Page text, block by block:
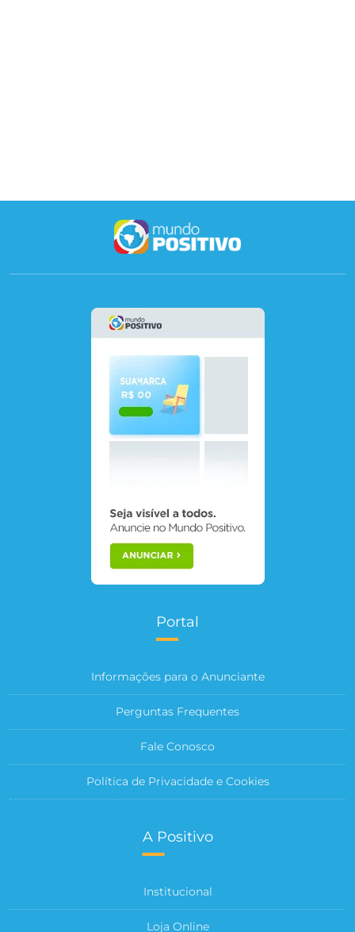
Portal
Informações para o Anunciante
Perguntas Frequentes
Fale Conosco
Política de Privacidade e Cookies
A Positivo
Institucional
Loja Online